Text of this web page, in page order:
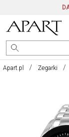
Apart.pl Zegarki